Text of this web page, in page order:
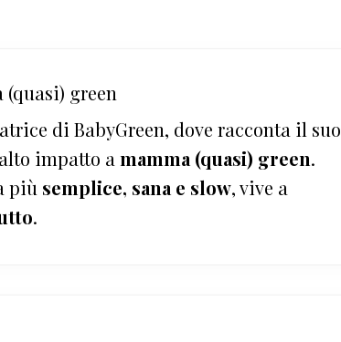
green
di BabyGreen, dove racconta il suo
impatto a mamma (quasi) green.
più semplice, sana e slow, vive a
.